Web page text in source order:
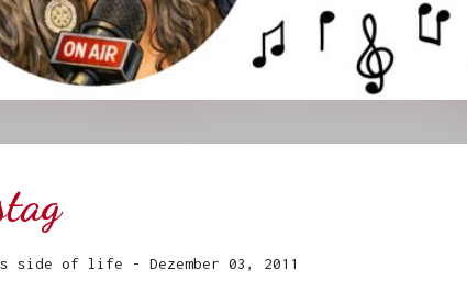
side of life - Dezember 03, 2011